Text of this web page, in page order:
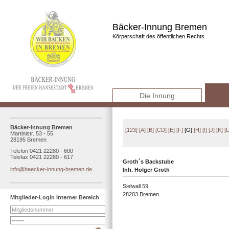
Bäcker-Innung Bremen
Körperschaft des öffentlichen Rechts
Die Innung
Bäcker-Innung Bremen
Martinistr. 53 - 55
28195 Bremen
Telefon 0421 22280 - 600
Telefax 0421 22280 - 617
info@baecker-innung-bremen.de
Mitglieder-Login Interner Bereich
[123] [A] [B] [CD] [E] [F] [G] [H] [I] [J] [K]
Groth´s Backstube
Inh. Holger Groth
Sielwall 59
28203 Bremen